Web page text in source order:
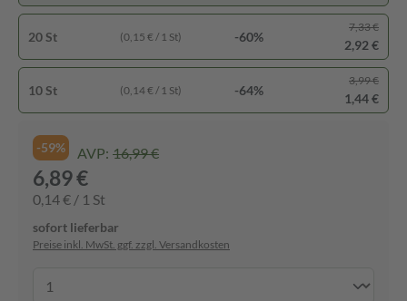
20 St (0,15 € / 1 St) -60%
7,33 €
2,92 €
10 St (0,14 € / 1 St) -64%
3,99 €
1,44 €
-59% AVP: 16,99 €
6,89 €
0,14 € / 1 St
sofort lieferbar
Preise inkl. MwSt. ggf. zzgl. Versandkosten